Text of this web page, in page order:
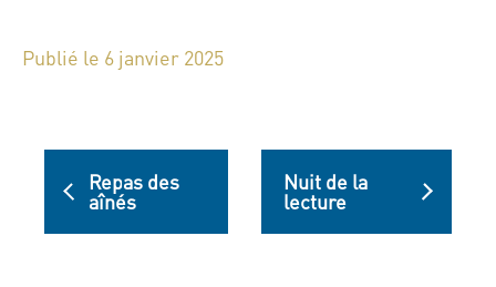
Publié le 6 janvier 2025
Repas des
aînés
Nuit de la
lecture